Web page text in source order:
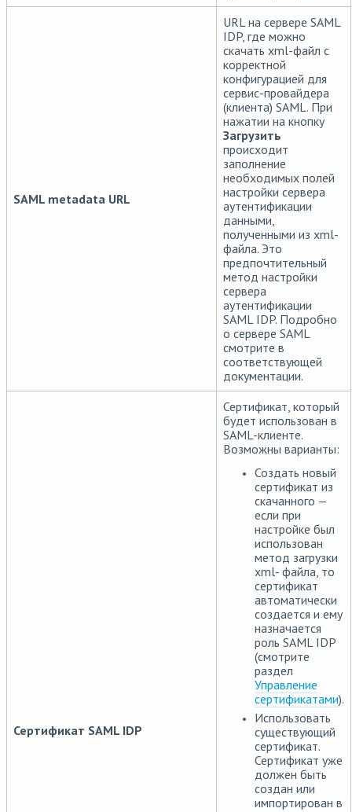
SAML metadata URL
URL на сервере SAML
IDP, где можно
скачать xml-файл с
корректной
конфигурацией для
сервис-провайдера
(клиента) SAML. При
нажатии на кнопку
Загрузить
происходит
заполнение
необходимых полей
настройки сервера
аутентификации
данными,
полученными из xml-
файла. Это
предпочтительный
метод настройки
сервера
аутентификации
SAML IDP. Подробно
о сервере SAML
смотрите в
соответствующей
документации.
Сертификат SAML IDP
Сертификат, который
будет использован в
SAML-клиенте.
Возможны варианты:
Создать новый
сертификат из
скачанного —
если при
настройке был
использован
метод загрузки
xml- файла, то
сертификат
автоматически
создается и ему
назначается
роль SAML IDP
(смотрите
раздел
Управление
сертификатами).
Использовать
существующий
сертификат.
Сертификат уже
должен быть
создан или
импортирован в